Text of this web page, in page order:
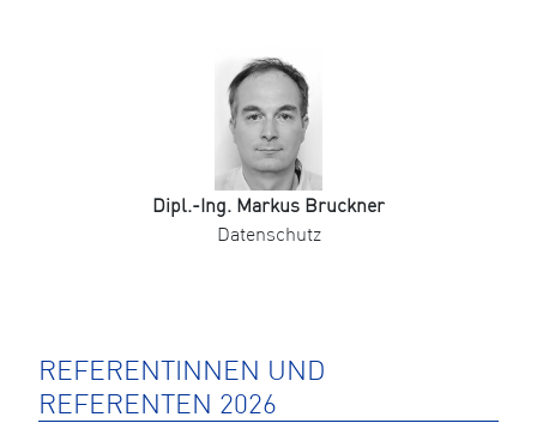
Dipl.-Ing. Markus Bruckner
Datenschutz
REFERENTINNEN UND
REFERENTEN 2026